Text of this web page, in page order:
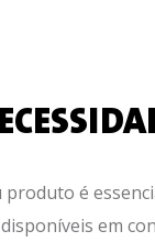
é
em